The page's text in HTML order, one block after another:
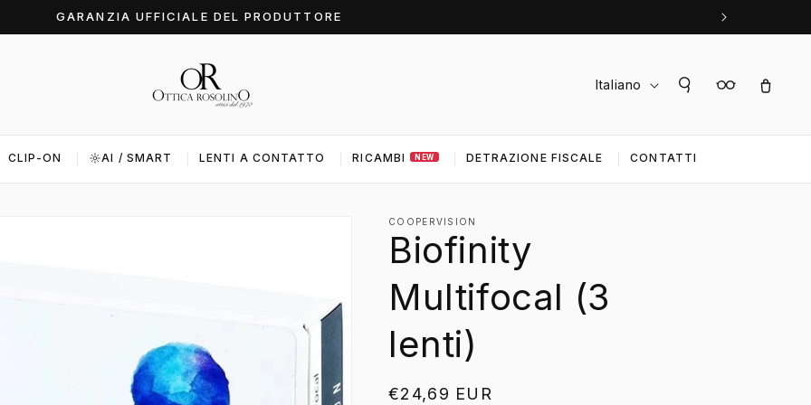
GARANZIA UFFICIALE DEL PRODUTTORE
L
n
g
Italiano Accedi Carrello
CLIP-ON AI / SMART LENTI A CONTATTO RICAMBI NEW DETRAZIONE FISCALE CONTATTI
COOPERVISION
Biofinity
Multifocal (3
lenti)
Prezzo
€24,69 EUR